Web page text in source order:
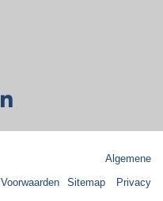
Algemene
Voorwaarden
Sitemap
Privacy